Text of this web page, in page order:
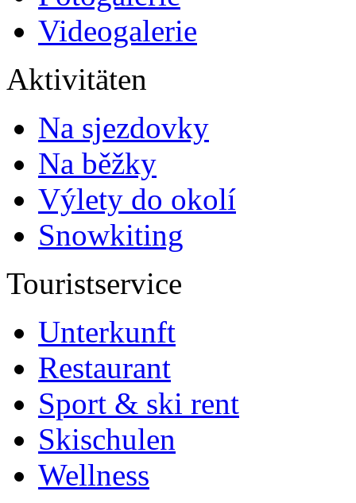
Videogalerie
Aktivitäten
Na sjezdovky
Na běžky
Výlety do okolí
Snowkiting
Touristservice
Unterkunft
Restaurant
Sport & ski rent
Skischulen
Wellness